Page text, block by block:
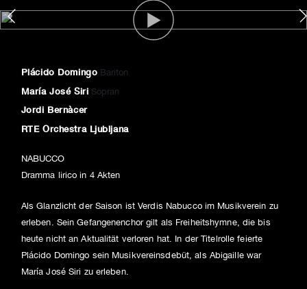
Plácido Domingo Bariton
María José Siri Sopran
Jordi Bernàcer
RTE Orchestra Ljubljana
NABUCCO
Dramma lirico in 4 Akten
Als Glanzlicht der Saison ist Verdis Nabucco im Musikverein zu
erleben. Sein Gefangenenchor gilt als Freiheitshymne, die bis
heute nicht an Aktualität verloren hat. In der Titelrolle feierte
Plácido Domingo sein Musikvereinsdebüt, als Abigaille war
María José Siri zu erleben.